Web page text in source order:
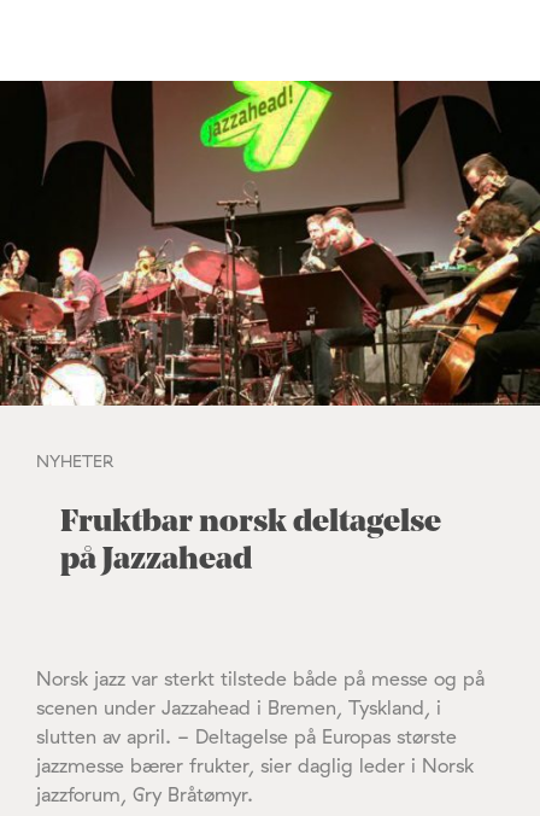
NYHETER
Fruktbar norsk deltagelse
på Jazzahead
Norsk jazz var sterkt tilstede både på messe og på
scenen under Jazzahead i Bremen, Tyskland, i
slutten av april. - Deltagelse på Europas største
jazzmesse bærer frukter, sier daglig leder i Norsk
jazzforum, Gry Bråtømyr.